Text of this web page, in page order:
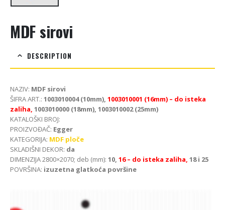
MDF sirovi
DESCRIPTION
NAZIV: MDF sirovi
ŠIFRA ART.: 1003010004 (10mm), 1003010001 (16mm) – do isteka
zaliha, 1003010000 (18mm), 1003010002 (25mm)
KATALOŠKI BROJ:
PROIZVOĐAČ: Egger
KATEGORIJA: MDF ploče
SKLADIŠNI DEKOR: da
DIMENZIJA 2800×2070; deb (mm): 10, 16 – do isteka zaliha, 18 i 25
POVRŠINA: izuzetna glatkoća površine